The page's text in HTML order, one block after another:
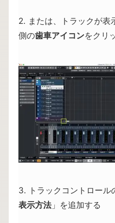
2. または、トラックが表
側の歯車アイコンをクリ
3. トラックコントロール
表示方法」を追加する